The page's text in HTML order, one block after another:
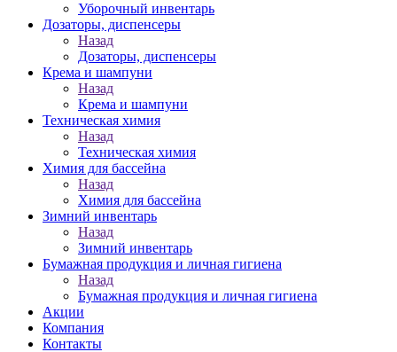
Уборочный инвентарь
Дозаторы, диспенсеры
Назад
Дозаторы, диспенсеры
Крема и шампуни
Назад
Крема и шампуни
Техническая химия
Назад
Техническая химия
Химия для бассейна
Назад
Химия для бассейна
Зимний инвентарь
Назад
Зимний инвентарь
Бумажная продукция и личная гигиена
Назад
Бумажная продукция и личная гигиена
Акции
Компания
Контакты